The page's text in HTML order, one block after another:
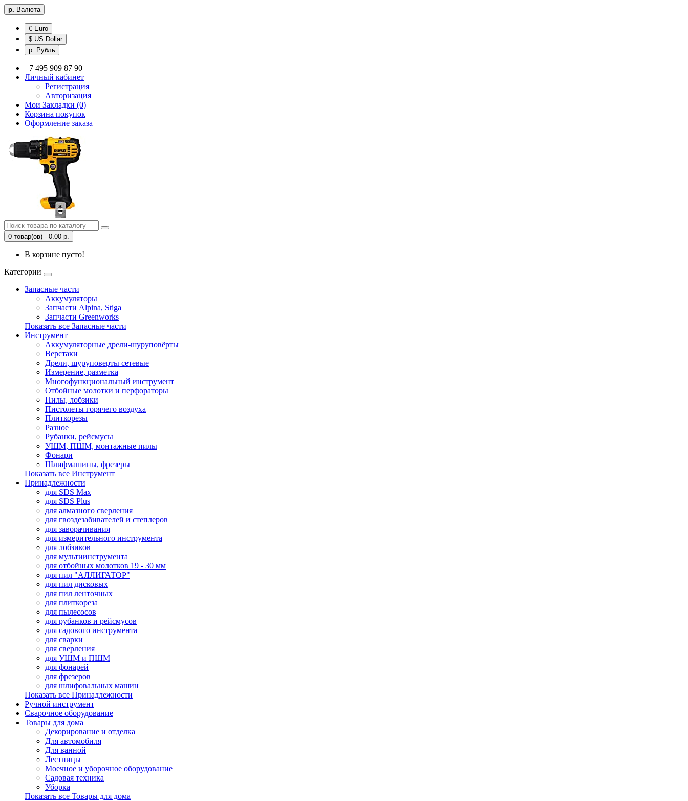
р. Валюта
€ Euro
$ US Dollar
р. Рубль
+7 495 909 87 90
Личный кабинет
Регистрация
Авторизация
Мои Закладки (0)
Корзина покупок
Оформление заказа
0 товар(ов) - 0.00 р.
В корзине пусто!
Категории
Запасные части
Аккумуляторы
Запчасти Alpina, Stiga
Запчасти Greenworks
Показать все Запасные части
Инструмент
Аккумуляторные дрели-шуруповёрты
Верстаки
Дрели, шуруповерты сетевые
Измерение, разметка
Многофункциональный инструмент
Отбойные молотки и перфораторы
Пилы, лобзики
Пистолеты горячего воздуха
Плиткорезы
Разное
Рубанки, рейсмусы
УШМ, ПШМ, монтажные пилы
Фонари
Шлифмашины, фрезеры
Показать все Инструмент
Принадлежности
для SDS Max
для SDS Plus
для алмазного сверления
для гвоздезабивателей и степлеров
для заворачивания
для измерительного инструмента
для лобзиков
для мультиинструмента
для отбойных молотков 19 - 30 мм
для пил "АЛЛИГАТОР"
для пил дисковых
для пил ленточных
для плиткореза
для пылесосов
для рубанков и рейсмусов
для садового инструмента
для сварки
для сверления
для УШМ и ПШМ
для фонарей
для фрезеров
для шлифовальных машин
Показать все Принадлежности
Ручной инструмент
Сварочное оборудование
Товары для дома
Декорирование и отделка
Для автомобиля
Для ванной
Лестницы
Моечное и уборочное оборудование
Садовая техника
Уборка
Показать все Товары для дома